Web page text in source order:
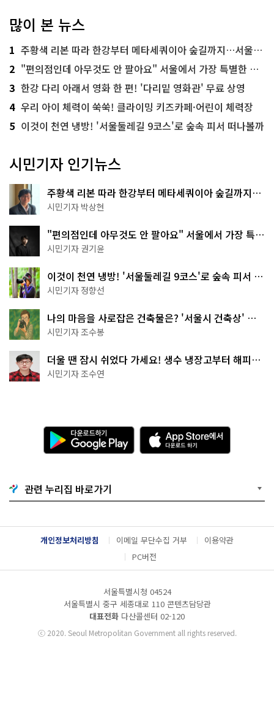
많이 본 뉴스
1 주황색 리본 따라 한강부터 메타세쿼이아 숲길까지…서울둘레길 15코스
2 "편의점인데 아무것도 안 팔아요" 서울에서 가장 특별한 편의점의 정체
3 한강 다리 아래서 영화 한 편! '다리밑 영화관' 무료 상영
4 우리 아이 체력이 쑥쑥! 클라이밍 키즈카페·어린이 체력장
5 이것이 천연 냉방! '서울둘레길 9코스'로 숲속 피서 떠나볼까
시민기자 인기뉴스
주황색 리본 따라 한강부터 메타세쿼이아 숲길까지…
서울둘레길 15코스
시민기자 박상현
"편의점인데 아무것도 안 팔아요" 서울에서 가장 특별
한 편의점의 정체
시민기자 권기윤
이것이 천연 냉방! '서울둘레길 9코스'로 숲속 피서 떠
나볼까
시민기자 정향선
나의 마음을 사로잡은 건축물은? '서울시 건축상' 수
상작 공개!
시민기자 조수봉
더울 땐 잠시 쉬었다 가세요! 생수 냉장고부터 해피소
·무더위쉼터까지
시민기자 조수연
다
운
로
기
G
o
g
l
e
l
A
p
p
e
서
다
운
드
관련 누리집 바로가기
개인정보처리방침 이메일 무단수집 거부
이용약관
PC버전
서울특별시청 04524
서울특별시 중구 세종대로 110 콘텐츠담당관
대표전화 다산콜센터 02-120
ⓒ2020. Seoul Metropolitan Government all rights reserved.